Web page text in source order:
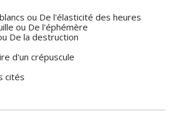
ou De l'élasticité des heures
ou De l'éphémère
De la destruction
d'un crépuscule
cités